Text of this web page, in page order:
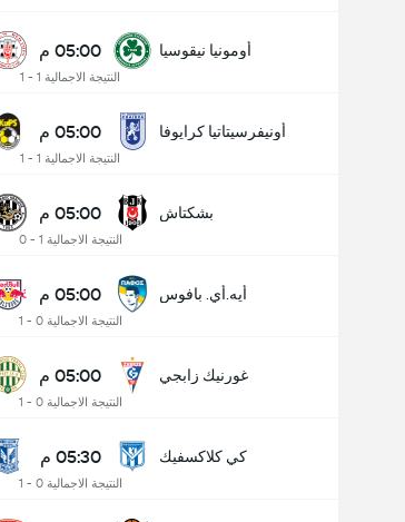
أومونيا نيقوسيا 05:00 م
النتيجة الاجمالية 1 - 1
أونيفرسيتاتيا كرايوفا 05:00 م
النتيجة الاجمالية 1 - 1
بشكتاش 05:00 م
النتيجة الاجمالية 1 - 0
أيه.أي. بافوس 05:00 م
النتيجة الاجمالية 0 - 1
غورنيك زابجي 05:00 م
النتيجة الاجمالية 0 - 1
كي كلاكسفيك 05:30 م
النتيجة الاجمالية 0 - 1